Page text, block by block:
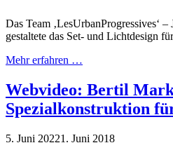
Das Team ‚LesUrbanProgressives‘
gestaltete das Set- und Lichtdesign
Mehr erfahren …
Webvideo: Bertil
Spezialkonstruktion
5. Juni 20221. Juni 2018